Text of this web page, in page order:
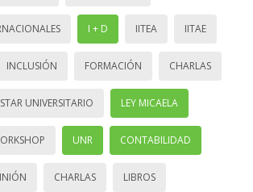
I + D IITEA IITAE
INCLUSIÓN FORMACIÓN CHARLAS
UNIVERSITARIO LEY MICAELA
UNR CONTABILIDAD
CHARLAS LIBROS